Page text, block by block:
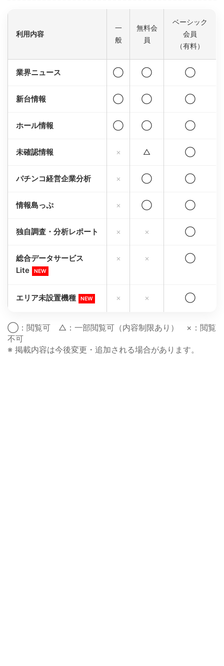
利用内容
一
般
無料会
員
ベーシック
会員
（有料）
業界ニュース ◯ ◯ ◯
新台情報 ◯ ◯ ◯
ホール情報 ◯ ◯ ◯
未確認情報 × △ ◯
パチンコ経営企業分析 × ◯ ◯
情報島っぷ × ◯ ◯
独自調査・分析レポート × × ◯
総合データサービス
Lite
NEW
× × ◯
エリア未設置機種 NEW × × ◯
◯：閲覧可 △：一部閲覧可（内容制限あり） ×：閲覧
不可
※ 掲載内容は今後変更・追加される場合があります。